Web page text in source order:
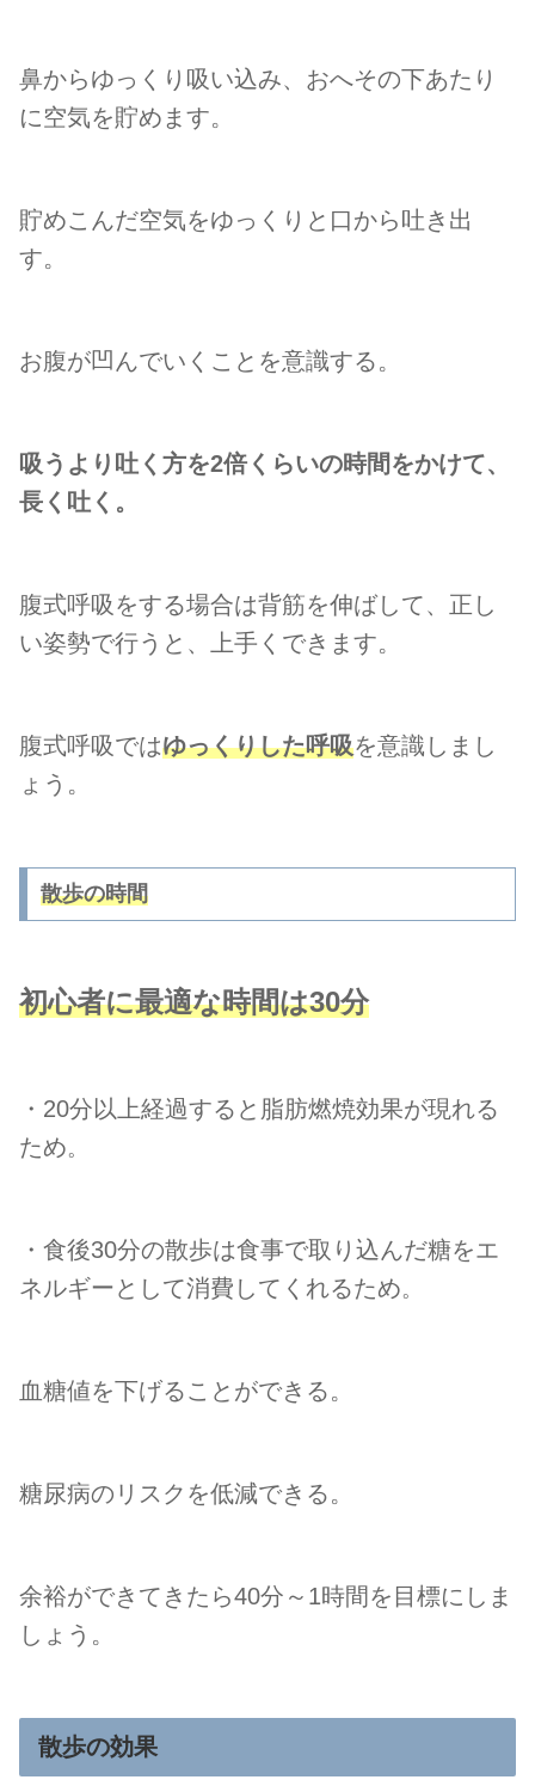
鼻からゆっくり吸い込み、おへその下あたり
に空気を貯めます。
貯めこんだ空気をゆっくりと口から吐き出
す。
お腹が凹んでいくことを意識する。
吸うより吐く方を2倍くらいの時間をかけて、
長く吐く。
腹式呼吸をする場合は背筋を伸ばして、正し
い姿勢で行うと、上手くできます。
腹式呼吸ではゆっくりした呼吸を意識しまし
ょう。
散歩の時間
初心者に最適な時間は30分
・20分以上経過すると脂肪燃焼効果が現れる
ため。
・食後30分の散歩は食事で取り込んだ糖をエ
ネルギーとして消費してくれるため。
血糖値を下げることができる。
糖尿病のリスクを低減できる。
余裕ができてきたら40分～1時間を目標にしま
しょう。
散歩の効果